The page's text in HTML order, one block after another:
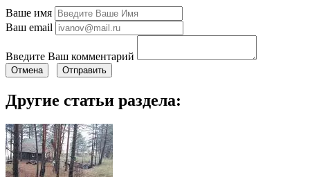
Ваше имя
Ваш email
Введите Ваш комментарий
Отмена Отправить
Другие статьи раздела: